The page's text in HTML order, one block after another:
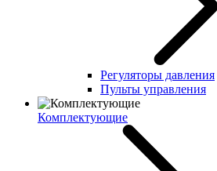
Регуляторы давления
Пульты управления
Комплектующие